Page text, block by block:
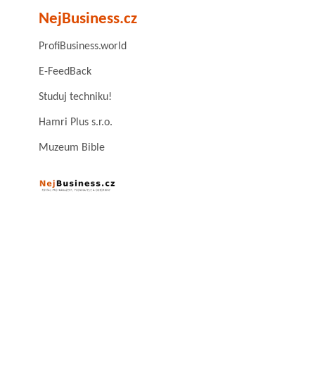
NejBusiness.cz
ProfiBusiness.world
E-FeedBack
Studuj techniku!
Hamri Plus s.r.o.
Muzeum Bible